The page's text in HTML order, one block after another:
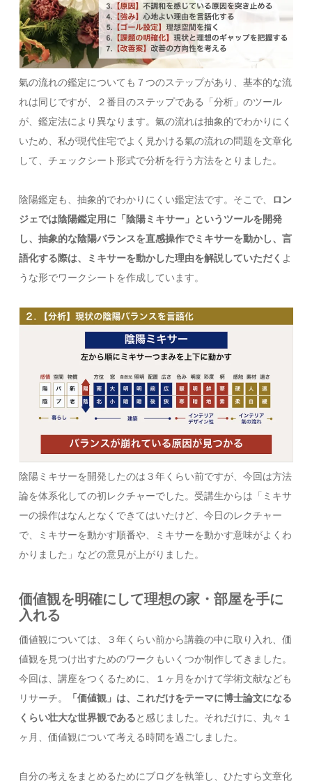
氣の流れの鑑定についても７つのステップがあり、基本的な流
れは同じですが、２番目のステップである「分析」のツール
が、鑑定法により異なります。氣の流れは抽象的でわかりにく
いため、私が現代住宅でよく見かける氣の流れの問題を文章化
して、チェックシート形式で分析を行う方法をとりました。
陰陽鑑定も、抽象的でわかりにくい鑑定法です。そこで、
ロン
ジェでは陰陽鑑定用に「陰陽ミキサー」というツールを開発
し、抽象的な陰陽バランスを直感操作でミキサーを動かし、言
語化する際は、ミキサーを動かした理由を解説していただく よ
うな形でワークシートを作成しています。
陰陽ミキサーを開発したのは３年くらい前ですが、今回は方法
論を体系化しての初レクチャーでした。受講生からは「ミキサ
ーの操作はなんとなくできてはいたけど、今日のレクチャー
で、ミキサーを動かす順番や、ミキサーを動かす意味がよくわ
かりました」などの意見が上がりました。
価値観を明確にして理想の家・部屋を手に
入れる
価値観については、３年くらい前から講義の中に取り入れ、価
値観を見つけ出すためのワークもいくつか制作してきました。
今回は、講座をつくるために、１ヶ月をかけて学術文献なども
リサーチ。
「価値観」は、これだけをテーマに博士論文になる
くらい壮大な世界観である と感じました。それだけに、丸々１
ヶ月、価値観について考える時間を過ごしました。
自分の考えをまとめるためにブログを執筆し、ひたすら文章化